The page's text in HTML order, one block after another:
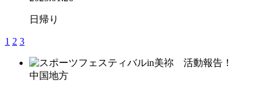
日帰り
1 2 3
中国地方